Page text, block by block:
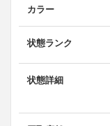
カラー
状態ランク
状態詳細